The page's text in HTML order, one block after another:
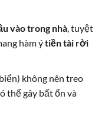
vào trong nhà, tuyệt
hàm ýtiền tài rời
không nên treo
thể gây bất ổn và